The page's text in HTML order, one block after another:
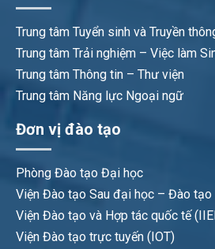
Trung tâm Tuyển sinh và Truyền
Trung tâm Trải nghiệm – Việc làm
Trung tâm Thông tin – Thư viện
Trung tâm Năng lực Ngoại ngữ
Đơn vị đào tạo
Phòng Đào tạo Đại học
Viện Đào tạo Sau đại học – Đào
Viện Đào tạo và Hợp tác quốc tế
Viện Đào tạo trực tuyến (IOT)